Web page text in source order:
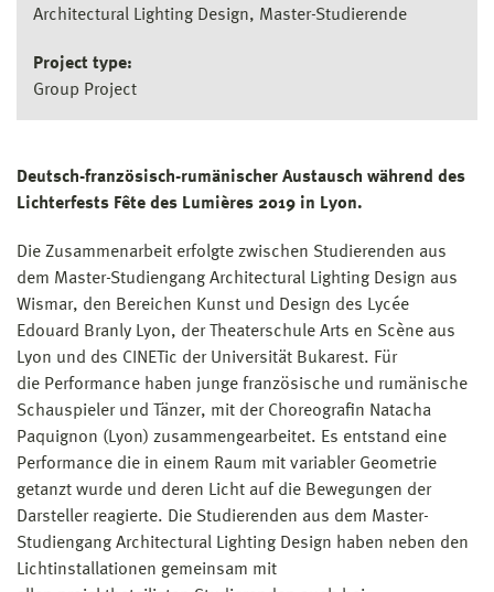
Architectural Lighting Design, Master-Studierende
Project type:
Group Project
Deutsch-französisch-rumänischer Austausch während des
Lichterfests Fête des Lumières 2019 in Lyon.
Die Zusammenarbeit erfolgte zwischen Studierenden aus
dem Master-Studiengang Architectural Lighting Design aus
Wismar, den Bereichen Kunst und Design des Lycée
Edouard Branly Lyon, der Theaterschule Arts en Scène aus
Lyon und des CINETic der Universität Bukarest. Für
die Performance haben junge französische und rumänische
Schauspieler und Tänzer, mit der Choreografin Natacha
Paquignon (Lyon) zusammengearbeitet. Es entstand eine
Performance die in einem Raum mit variabler Geometrie
getanzt wurde und deren Licht auf die Bewegungen der
Darsteller reagierte. Die Studierenden aus dem Master-
Studiengang Architectural Lighting Design haben neben den
Lichtinstallationen gemeinsam mit